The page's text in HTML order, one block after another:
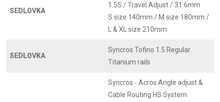
SEDLOVKA
1.5S / Travel Adjust / 31.6mm
S size 140mm / M size 180mm /
L & XL size 210mm
SEDLOVKA
Syncros Tofino 1.5 Regular
Titanium rails
Syncros - Acros Angle adjust &
Cable Routing HS System